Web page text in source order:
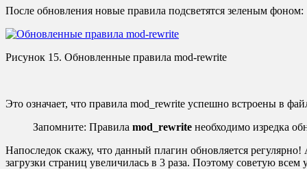
После обновления новые правила подсветятся зеленым фоном:
Рисунок 15. Обновленные правила mod-rewrite
Это означает, что правила mod_rewrite успешно встроены в
Запомните: Правила mod_rewrite необходимо изредка
Напоследок скажу, что данный плагин обновляется
загрузки страниц увеличилась в 3 раза. Поэтому советую